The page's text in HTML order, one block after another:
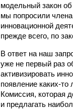
модельный закон
мы попросили
инновационной
прежде всего, по
В ответ на наш
уже не первый раз
активизировать
появление каких-то
Комиссия, которая
и предлагать